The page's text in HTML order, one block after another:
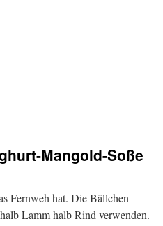
Mangold-Soße
Fernweh hat. Die Bällchen
Lamm halb Rind verwenden.